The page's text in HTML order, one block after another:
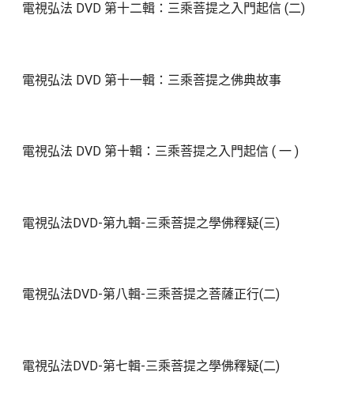
電視弘法 DVD 第十二輯：三乘菩提之入門起信 (二)
電視弘法 DVD 第十一輯：三乘菩提之佛典故事
電視弘法 DVD 第十輯：三乘菩提之入門起信 ( 一 )
電視弘法DVD-第九輯-三乘菩提之學佛釋疑(三)
電視弘法DVD-第八輯-三乘菩提之菩薩正行(二)
電視弘法DVD-第七輯-三乘菩提之學佛釋疑(二)